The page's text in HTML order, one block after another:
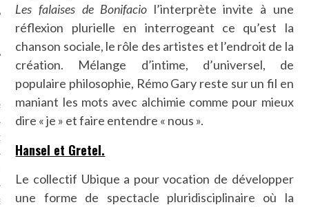
CARAVELLE
CARAVELLE
PODCAST
Les falaises de Bonifacio l’interprète invite à une
réflexion plurielle en interrogeant ce qu’est la
chanson sociale, le rôle des artistes et l’endroit de la
création. Mélange d’intime, d’universel, de
populaire philosophie, Rémo Gary reste sur un fil en
maniant les mots avec alchimie comme pour mieux
dire « je » et faire entendre « nous ».
Hansel et Gretel.
Le collectif Ubique a pour vocation de développer
une forme de spectacle pluridisciplinaire où la